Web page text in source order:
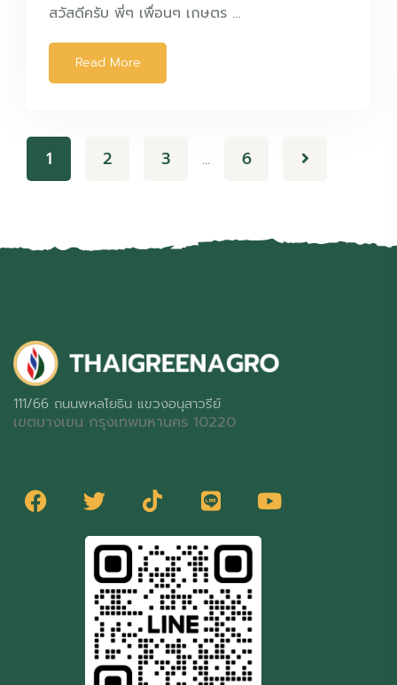
สวัสดีครับ พี่ๆ เพื่อนๆ เกษตร …
Read More
1 2 3 … 6
111/66 ถนนพหลโยธิน แขวงอนุสาวรีย์
เขตบางเขน กรุงเทพมหานคร 10220